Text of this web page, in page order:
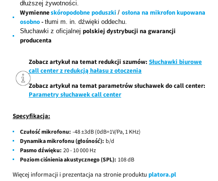
dłuższej żywotności.
Wymienneskóropodobne poduszki / osłona na mikrofon kupowana
osobno- tłumi m. in. dźwięki oddechu.
Słuchawki z oficjalnej polskiej dystrybucji na gwarancji
producenta
Zobacz artykuł na temat redukcji szumów: Słuchawki biurowe
call center z redukcją hałasu z otoczenia
Zobacz artykuł na temat parametrów słuchawek do call center:
Parametry słuchawek call center
Specyfikacja:
Czułość mikrofonu: -48 ±3dB (0dB=1V/Pa, 1 KHz)
Dynamika mikrofonu (głośność): b/d
Pasmo dźwięku: 20 - 10 000 Hz
Poziom ciśnienia akustycznego (SPL): 108 dB
Więcej informacji i prezentacja na stronie produktu platora.pl